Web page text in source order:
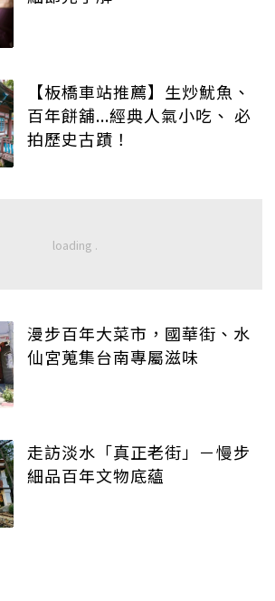
【板橋車站推薦】生炒魷魚、
百年餅舖...經典人氣小吃、 必
拍歷史古蹟！
漫步百年大菜市，國華街、水
仙宮蒐集台南專屬滋味
走訪淡水「真正老街」－慢步
細品百年文物底蘊